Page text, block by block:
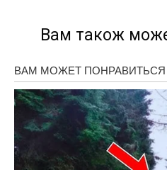
Вам також